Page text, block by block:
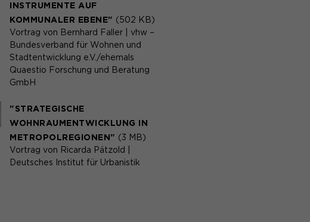
INSTRUMENTE AUF
KOMMUNALER EBENE" (502 KB)
Vortrag von Bernhard Faller | vhw –
Bundesverband für Wohnen und
Stadtentwicklung e.V./ehemals
Quaestio Forschung und Beratung
GmbH
"STRATEGISCHE
WOHNRAUMENTWICKLUNG IN
METROPOLREGIONEN" (3 MB)
Vortrag von Ricarda Pätzold |
Deutsches Institut für Urbanistik